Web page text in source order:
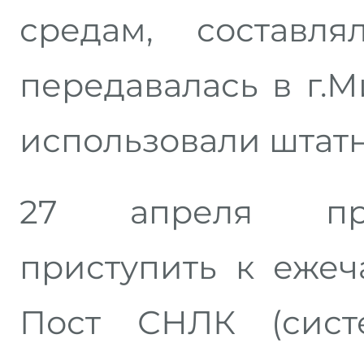
средам,
передавалась в
использовали
27 апреля
приступить к
Пост СНЛК